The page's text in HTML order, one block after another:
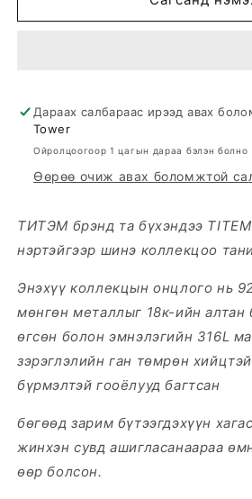
ЭЭМЭГ
ЭЭМЭГ
Дараах салбараас ирээд авах
Tower
Ойролцоогоор 1 цагын дараа бэлэн болно
Өөрөө очиж авах боломжтой
ТИТЭМ брэнд та бүхэндээ TITEM
нэртэйгээр шинэ коллекцоо
Энэхүү коллекцын онцлого нь
мөнгөн металлыг 18к-ийн
өгсөн болон эмнэлэгийн 316L
зэрэглэлийн ган төмрөн
бүрмэлтэй гооёлууд багтсан
бөгөөд зарим бүтээгдэхүүн
жинхэн сувд ашигласанаараа
өөр болсон.